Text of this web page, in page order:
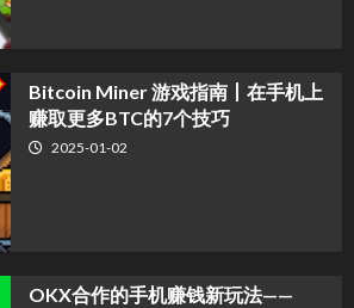
Bitcoin Miner 游戏指南丨在手机上
赚取更多BTC的7个技巧
2025-01-02
OKX合作的手机赚钱新玩法——